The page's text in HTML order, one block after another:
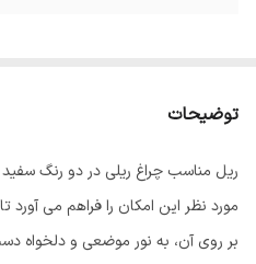
توضیحات
ریل مناسب چراغ ریلی در دو رنگ
مورد نظر این امکان را فراهم می آورد
بر روی آن، به نور موضعی و دلخواه